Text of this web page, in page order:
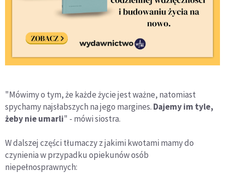
"Mówimy o tym, że każde życie jest ważne, natomiast
spychamy najsłabszych na jego margines. Dajemy im tyle,
żeby nie umarli" - mówi siostra.
W dalszej części tłumaczy z jakimi kwotami mamy do
czynienia w przypadku opiekunów osób
niepełnosprawnych: